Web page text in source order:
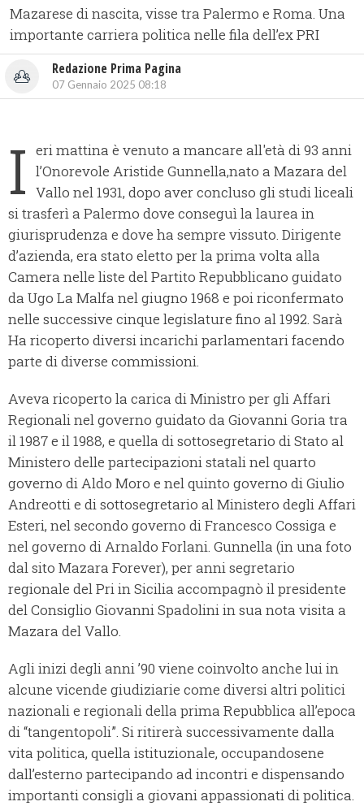
Mazarese di nascita, visse tra Palermo e Roma. Una
importante carriera politica nelle fila dell’ex PRI
Redazione Prima Pagina
07 Gennaio 2025 08:18
I eri mattina è venuto a mancare all'età di 93 anni
l’Onorevole Aristide Gunnella,nato a Mazara del
Vallo nel 1931, dopo aver concluso gli studi liceali
si trasferì a Palermo dove conseguì la laurea in
giurisprudenza e dove ha sempre vissuto. Dirigente
d’azienda, era stato eletto per la prima volta alla
Camera nelle liste del Partito Repubblicano guidato
da Ugo La Malfa nel giugno 1968 e poi riconfermato
nelle successive cinque legislature fino al 1992. Sarà
Ha ricoperto diversi incarichi parlamentari facendo
parte di diverse commissioni.
Aveva ricoperto la carica di Ministro per gli Affari
Regionali nel governo guidato da Giovanni Goria tra
il 1987 e il 1988, e quella di sottosegretario di Stato al
Ministero delle partecipazioni statali nel quarto
governo di Aldo Moro e nel quinto governo di Giulio
Andreotti e di sottosegretario al Ministero degli Affari
Esteri, nel secondo governo di Francesco Cossiga e
nel governo di Arnaldo Forlani. Gunnella (in una foto
dal sito Mazara Forever), per anni segretario
regionale del Pri in Sicilia accompagnò il presidente
del Consiglio Giovanni Spadolini in sua nota visita a
Mazara del Vallo.
Agli inizi degli anni ’90 viene coinvolto anche lui in
alcune vicende giudiziarie come diversi altri politici
nazionali e regionali della prima Repubblica all’epoca
di “tangentopoli”. Si ritirerà successivamente dalla
vita politica, quella istituzionale, occupandosene
dall’esterno partecipando ad incontri e dispensando
importanti consigli a giovani appassionati di politica.